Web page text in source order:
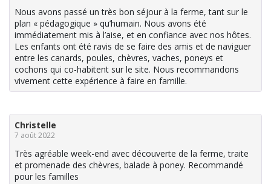
Nous avons passé un très bon séjour à la ferme, tant sur le
plan « pédagogique » qu’humain. Nous avons été
immédiatement mis à l’aise, et en confiance avec nos hôtes.
Les enfants ont été ravis de se faire des amis et de naviguer
entre les canards, poules, chèvres, vaches, poneys et
cochons qui co-habitent sur le site. Nous recommandons
vivement cette expérience à faire en famille.
Christelle
7 août 2022
Très agréable week-end avec découverte de la ferme, traite
et promenade des chèvres, balade à poney. Recommandé
pour les familles